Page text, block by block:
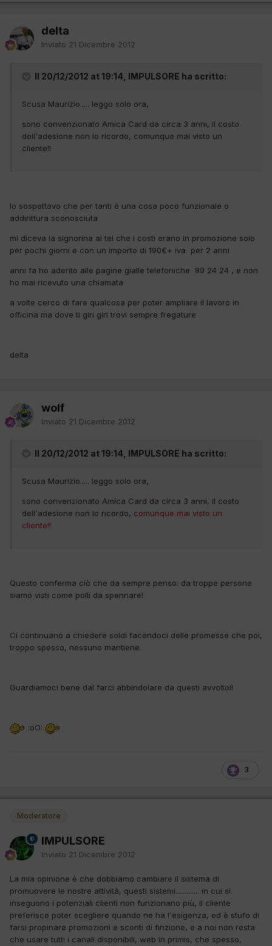
delta
Inviato 21 Dicembre 2012
Il 20/12/2012 at 19:14, IMPULSORE ha scritto:
Scusa Maurizio..... leggo solo ora,
sono convenzionato Amica Card da circa 3 anni, il costo
dell'adesione non lo ricordo, comunque mai visto un
cliente!!
lo sospettavo che per tanti è una cosa poco funzionale o
addirittura sconosciuta
mi diceva la signorina al tel che i costi erano in promozione solo
per pochi giorni e con un importo di 190€+ iva per 2 anni
anni fa ho aderito alle pagine gialle telefoniche 89 24 24 , e non
ho mai ricevuto una chiamata
a volte cerco di fare qualcosa per poter ampliare il lavoro in
officina ma dove ti giri giri trovi sempre fregature
delta
wolf
Inviato 21 Dicembre 2012
Il 20/12/2012 at 19:14, IMPULSORE ha scritto:
Scusa Maurizio..... leggo solo ora,
sono convenzionato Amica Card da circa 3 anni, il costo
dell'adesione non lo ricordo, comunque mai visto un
cliente!!
Questo conferma ciò che da sempre penso: da troppe persone
siamo visti come polli da spennare!
Ci continuano a chiedere soldi facendoci delle promesse che poi,
troppo spesso, nessuno mantiene.
Guardiamoci bene dal farci abbindolare da questi avvoltoi!
:oO:
3
Moderatore
IMPULSORE
Inviato 21 Dicembre 2012
La mia opinione è che dobbiamo cambiare il sistema di
promuovere le nostre attività, questi sistemi............. in cui si
inseguono i potenziali clienti non funzionano più, il cliente
preferisce poter scegliere quando ne ha l'esigenza, ed è stufo di
farsi propinare promozioni e sconti di finzione, e a noi non resta
che usare tutti i canali disponibili, web in primis, che spesso,